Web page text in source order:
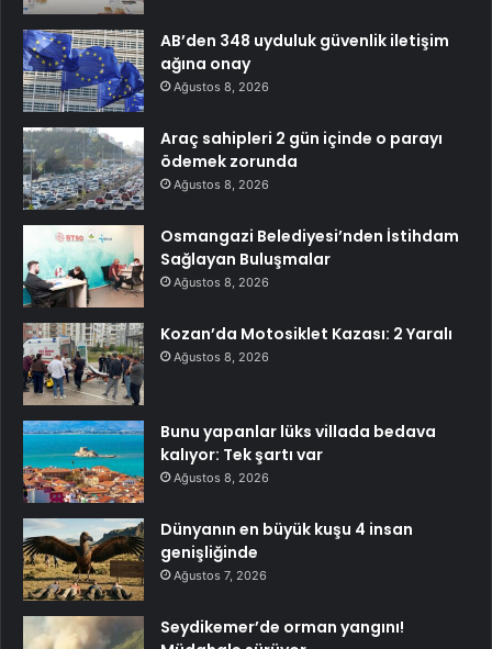
AB’den 348 uyduluk güvenlik iletişim
ağına onay
Ağustos 8, 2026
Araç sahipleri 2 gün içinde o parayı
ödemek zorunda
Ağustos 8, 2026
Osmangazi Belediyesi’nden İstihdam
Sağlayan Buluşmalar
Ağustos 8, 2026
Kozan’da Motosiklet Kazası: 2 Yaralı
Ağustos 8, 2026
Bunu yapanlar lüks villada bedava
kalıyor: Tek şartı var
Ağustos 8, 2026
Dünyanın en büyük kuşu 4 insan
genişliğinde
Ağustos 7, 2026
Seydikemer’de orman yangını!